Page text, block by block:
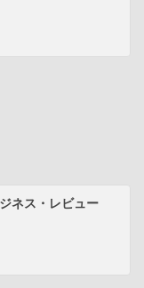
ネス・レビュー